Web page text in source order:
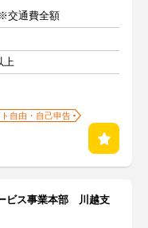
交通費全額
上
自由・自己申告
ビス事業本部 川越支